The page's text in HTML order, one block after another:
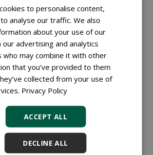
sportveldonderhoud
01-10-2025 177 sec
Knoll bv ziet de Tuin & Park-
afdeling in snel tempo
groeien
26-09-2025 197 sec
Demodagen in Zeist:
innovatie, efficiëntie en
maatwerk in
sportveldonderhoud
to personalise content,
analyse our traffic. We also
about your use of our
advertising and analytics
who may combine it with other
that you’ve provided to them
collected from your use of
Privacy Policy
ACCEPT ALL
DECLINE ALL